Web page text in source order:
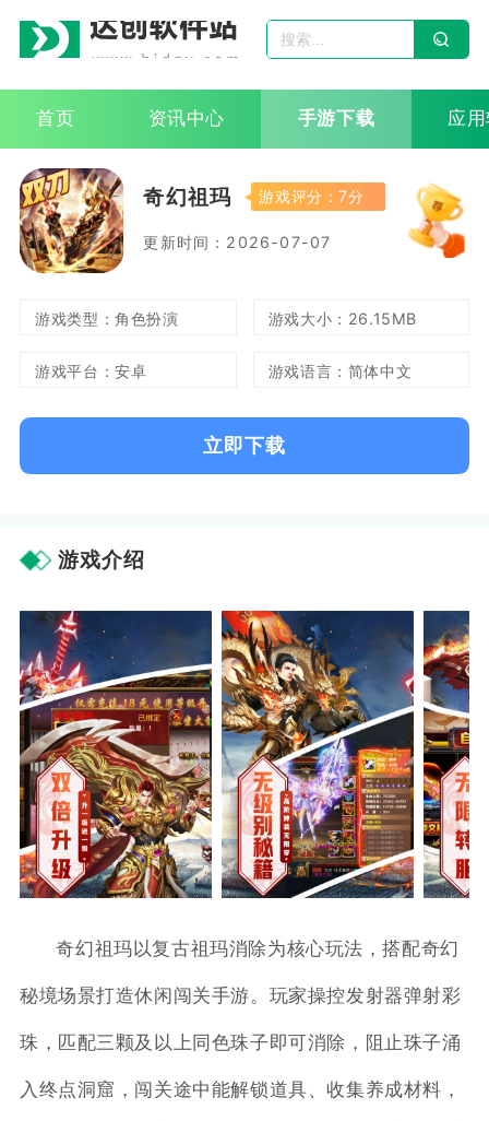
首页 资讯中心 手游下载 应
奇幻祖玛 游戏评分：7分
更新时间：2026-07-07
游戏类型：角色扮演 游戏大小：26.15MB
游戏平台：安卓 游戏语言：简体中文
立即下载
游戏介绍
奇幻祖玛以复古祖玛消除为核心玩法，搭配奇幻
秘境场景打造休闲闯关手游。玩家操控发射器弹射彩
珠，匹配三颗及以上同色珠子即可消除，阻止珠子涌
入终点洞窟，闯关途中能解锁道具、收集养成材料，